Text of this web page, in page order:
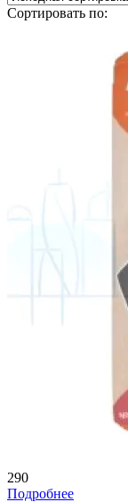
Сортировать по:
290
Подробнее